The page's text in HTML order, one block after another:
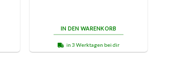
IN DEN WARENKORB
in 3 Werktagen bei dir